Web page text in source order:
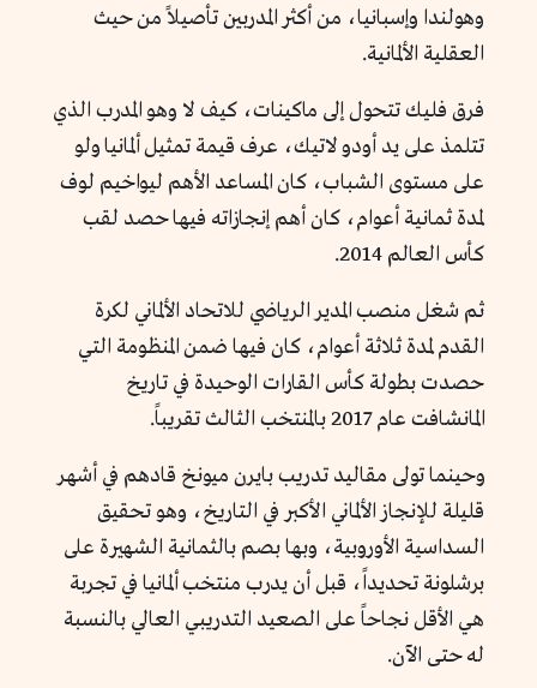
وهولندا وإسبانيا، من أكثر المدربين تأصيلاً من حيث
العقلية الألمانية.
فرق فليك تتحول إلى ماكينات، كيف لا وهو المدرب الذي
تتلمذ على يد أودو لاتيك، عرف قيمة تمثيل ألمانيا ولو
على مستوى الشباب، كان المساعد الأهم ليواخيم لوف
لمدة ثمانية أعوام، كان أهم إنجازاته فيها حصد لقب
كأس العالم 2014.
ثم شغل منصب المدير الرياضي للاتحاد الألماني لكرة
القدم لمدة ثلاثة أعوام، كان فيها ضمن المنظومة التي
حصدت بطولة كأس القارات الوحيدة في تاريخ
المانشافت عام 2017 بالمنتخب الثالث تقريباً.
وحينما تولى مقاليد تدريب بايرن ميونخ قادهم في أشهر
قليلة للإنجاز الألماني الأكبر في التاريخ، وهو تحقيق
السداسية الأوروبية، وبها بصم بالثمانية الشهيرة على
برشلونة تحديداً، قبل أن يدرب منتخب ألمانيا في تجربة
هي الأقل نجاحاً على الصعيد التدريبي العالي بالنسبة
له حتى الآن.